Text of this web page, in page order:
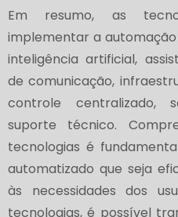
Em resumo, as
implementar a
inteligência artificial,
de comunicação,
controle centralizado,
suporte técnico.
tecnologias é
automatizado que seja
às necessidades dos
tecnologias, é possível